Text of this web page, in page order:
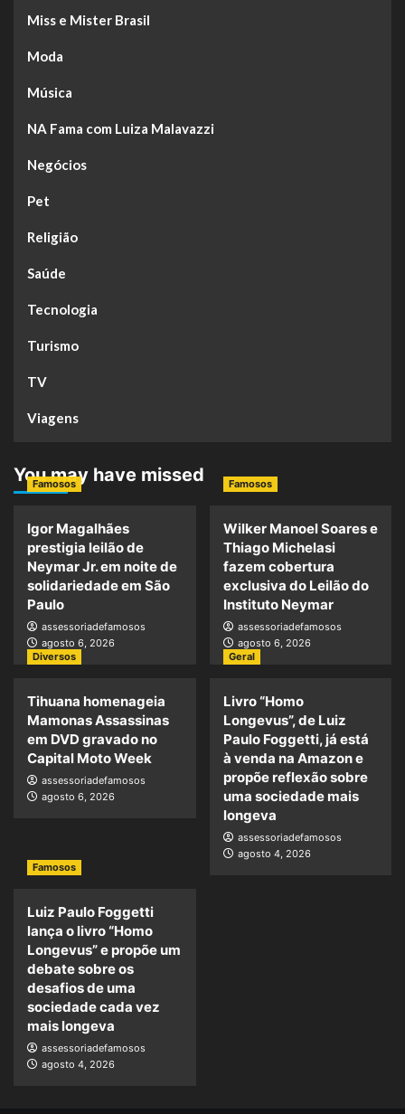
Miss e Mister Brasil
Moda
Música
NA Fama com Luiza Malavazzi
Negócios
Pet
Religião
Saúde
Tecnologia
Turismo
TV
Viagens
You may have missed
Famosos
Igor Magalhães
prestigia leilão de
Neymar Jr. em noite de
solidariedade em São
Paulo
assessoriadefamosos
agosto 6, 2026
Famosos
Wilker Manoel Soares e
Thiago Michelasi
fazem cobertura
exclusiva do Leilão do
Instituto Neymar
assessoriadefamosos
agosto 6, 2026
Diversos
Tihuana homenageia
Mamonas Assassinas
em DVD gravado no
Capital Moto Week
assessoriadefamosos
agosto 6, 2026
Geral
Livro “Homo
Longevus”, de Luiz
Paulo Foggetti, já está
à venda na Amazon e
propõe reflexão sobre
uma sociedade mais
longeva
assessoriadefamosos
agosto 4, 2026
Famosos
Luiz Paulo Foggetti
lança o livro “Homo
Longevus” e propõe um
debate sobre os
desafios de uma
sociedade cada vez
mais longeva
assessoriadefamosos
agosto 4, 2026